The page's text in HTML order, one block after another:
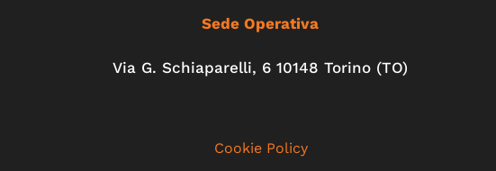
Sede Operativa
Via G. Schiaparelli, 610148Torino (TO)
Cookie Policy